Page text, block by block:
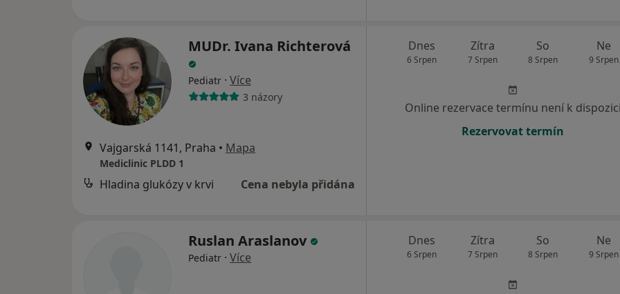
MUDr. Ivana Richterová
Pediatr · Více
3 názory
Vajgarská 1141, Praha • Mapa
Mediclinic PLDD 1
Hladina glukózy v krvi Cena nebyla přidána
Dnes
6 Srpen
Zítra
7 Srpen
So
8 Srpen
Ne
9 Srpen
Online rezervace termínu není k dispozici
Rezervovat termín
Ruslan Araslanov
Pediatr · Více
Dnes
6 Srpen
Zítra
7 Srpen
So
8 Srpen
Ne
9 Srpen